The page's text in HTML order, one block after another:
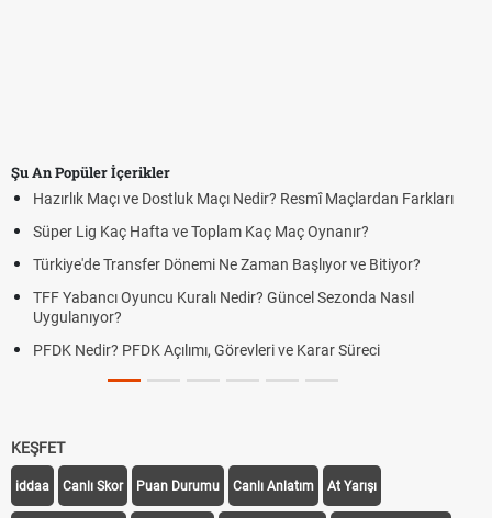
Şu An Popüler İçerikler
Hazırlık Maçı ve Dostluk Maçı Nedir? Resmî Maçlardan Farkları
Süper Lig Kaç Hafta ve Toplam Kaç Maç Oynanır?
Türkiye'de Transfer Dönemi Ne Zaman Başlıyor ve Bitiyor?
TFF Yabancı Oyuncu Kuralı Nedir? Güncel Sezonda Nasıl
Uygulanıyor?
PFDK Nedir? PFDK Açılımı, Görevleri ve Karar Süreci
KEŞFET
iddaa Canlı Skor Puan Durumu Canlı Anlatım At Yarışı